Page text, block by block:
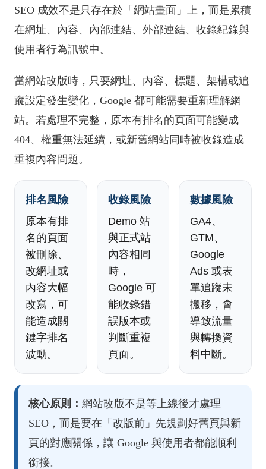
SEO 成效不是只存在於「網站畫面」上，而是累積
在網址、內容、內部連結、外部連結、收錄紀錄與
使用者行為訊號中。
當網站改版時，只要網址、內容、標題、架構或追
蹤設定發生變化，Google 都可能需要重新理解網
站。若處理不完整，原本有排名的頁面可能變成
404、權重無法延續，或新舊網站同時被收錄造成
重複內容問題。
排名風險
原本有排
名的頁面
被刪除、
改網址或
內容大幅
改寫，可
能造成關
鍵字排名
波動。
收錄風險
Demo 站
與正式站
內容相同
時，
Google 可
能收錄錯
誤版本或
判斷重複
頁面。
數據風險
GA4、
GTM、
Google
Ads 或表
單追蹤未
搬移，會
導致流量
與轉換資
料中斷。
核心原則： 網站改版不是等上線後才處理
SEO，而是要在「改版前」先規劃好舊頁與新
頁的對應關係，讓 Google 與使用者都能順利
銜接。